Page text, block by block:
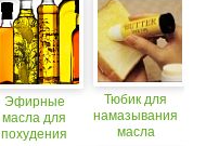
Эфирные
масла для
похудения
Тюбик для
намазывания
масла